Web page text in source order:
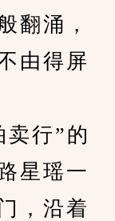
涌，
由得屏
行”的
星瑶一
，沿着